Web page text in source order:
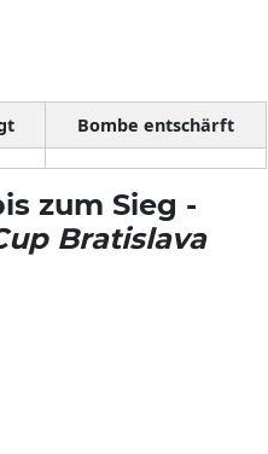
Bombe entschärft
zum Sieg -
Bratislava